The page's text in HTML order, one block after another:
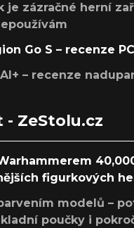
je zázračné herní
Go S – recenze
– recenze
- ZeStolu.cz
figurkových
modelů –
poučky i